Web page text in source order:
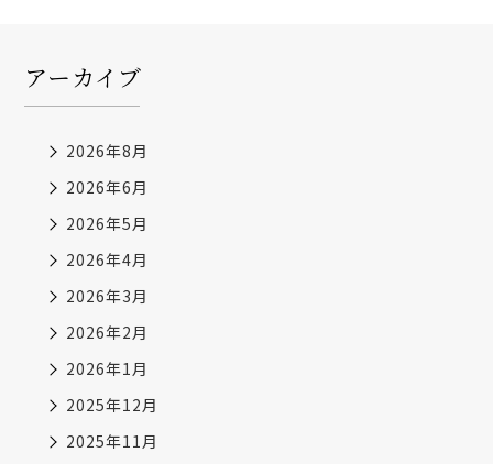
アーカイブ
2026年8月
2026年6月
2026年5月
2026年4月
2026年3月
2026年2月
2026年1月
2025年12月
2025年11月